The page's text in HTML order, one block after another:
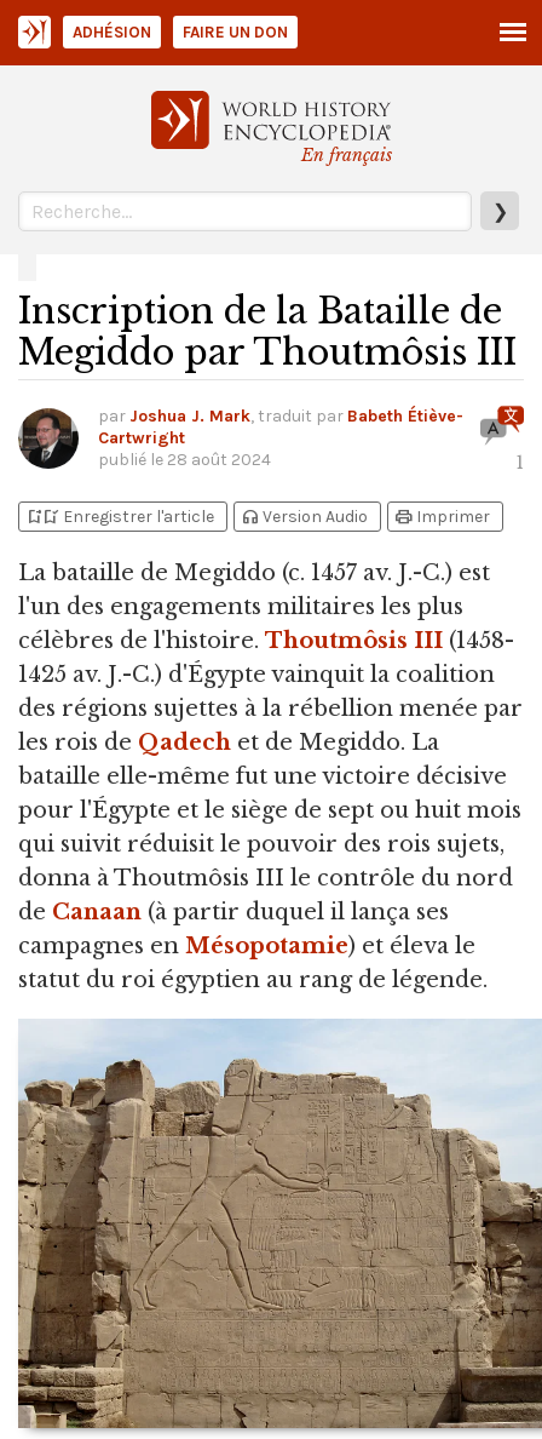
En français
❯
ADHÉSION FAIRE UN DON
Inscription de la Bataille de
Megiddo par Thoutmôsis III
par Joshua J. Mark, traduit par Babeth Étiève-
Cartwright
publié le 28 août 2024 1
bookmark_addbookmark_added Enregistrer l'article headphones Version Audio print Imprimer
La bataille de Megiddo (c. 1457 av. J.-C.) est
l'un des engagements militaires les plus
célèbres de l'histoire. Thoutmôsis III (1458-
1425 av. J.-C.) d'Égypte vainquit la coalition
des régions sujettes à la rébellion menée par
les rois de Qadech et de Megiddo. La
bataille elle-même fut une victoire décisive
pour l'Égypte et le siège de sept ou huit mois
qui suivit réduisit le pouvoir des rois sujets,
donna à Thoutmôsis III le contrôle du nord
de Canaan (à partir duquel il lança ses
campagnes en Mésopotamie) et éleva le
statut du roi égyptien au rang de légende.